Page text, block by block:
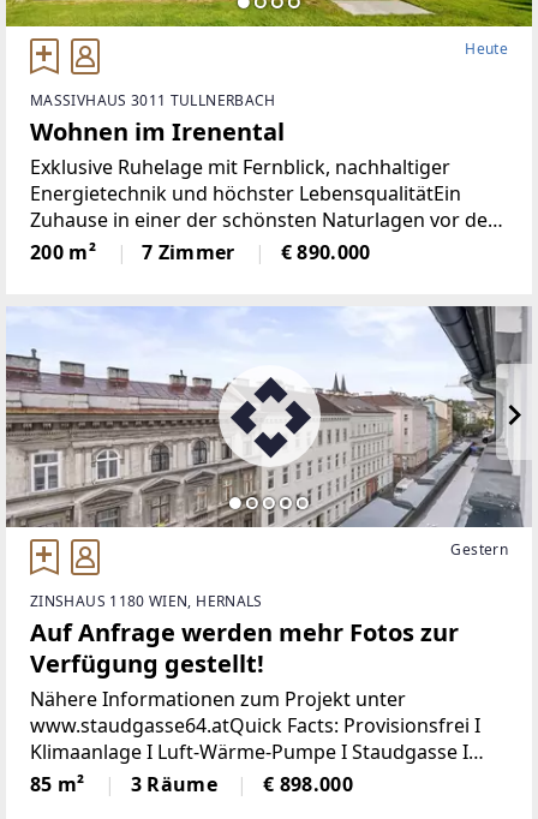
Heute
MASSIVHAUS 3011 TULLNERBACH
Wohnen im Irenental
Exklusive Ruhelage mit Fernblick, nachhaltiger
Energietechnik und höchster LebensqualitätEin
Zuhause in einer der schönsten Naturlagen vor den
Toren WiensEingebettet in die idyllische Landschaft
des Irenentals präsentiert sich dieses
200 m² 7 Zimmer € 890.000
Gestern
ZINSHAUS 1180 WIEN, HERNALS
Auf Anfrage werden mehr Fotos zur
Verfügung gestellt!
Nähere Informationen zum Projekt unter
www.staudgasse64.atQuick Facts: Provisionsfrei I
Klimaanlage I Luft-Wärme-Pumpe I Staudgasse I
Balkon in den ruhigen Innenhof I Erstbezug I 4.
Stock mit Lift I Dachgeschoß I Baujahr
85 m² 3 Räume € 898.000